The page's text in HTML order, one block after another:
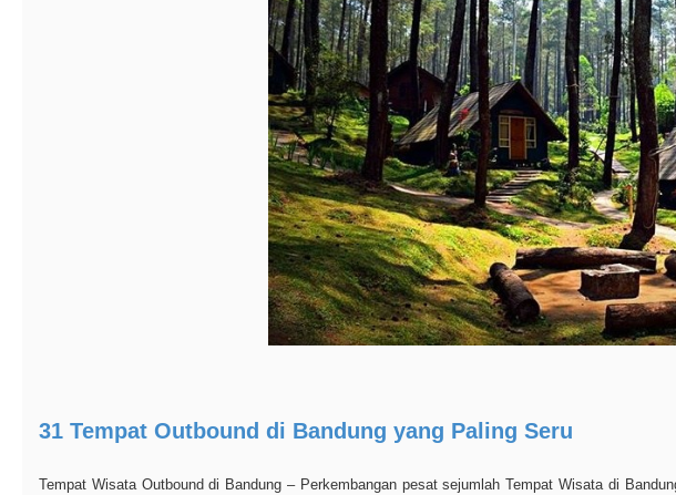
31 Tempat Outbound di Bandung yang Paling Seru
Tempat Wisata Outbound di Bandung – Perkembangan pesat sejumlah Tempat Wisata di